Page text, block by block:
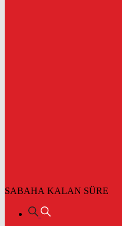
SABAHA KALAN SÜRE